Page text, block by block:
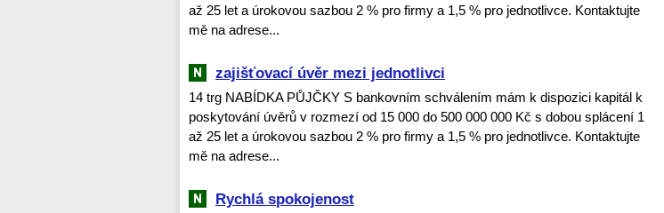
až 25 let a úrokovou sazbou 2 % pro firmy a 1,5 % pro jednotlivce. Kontaktujte
mě na adrese...
zajišťovací úvěr mezi jednotlivci
14 trg NABÍDKA PŮJČKY S bankovním schválením mám k dispozici kapitál k
poskytování úvěrů v rozmezí od 15 000 do 500 000 000 Kč s dobou splácení 1
až 25 let a úrokovou sazbou 2 % pro firmy a 1,5 % pro jednotlivce. Kontaktujte
mě na adrese...
Rychlá spokojenost